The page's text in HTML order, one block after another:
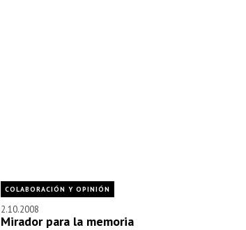
COLABORACIÓN Y OPINIÓN
2.10.2008
Mirador para la memoria